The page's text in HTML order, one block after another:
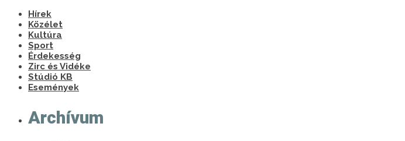
Hírek
Közélet
Kultúra
Sport
Érdekesség
Zirc és Vidéke
Stúdió KB
Események
Archívum